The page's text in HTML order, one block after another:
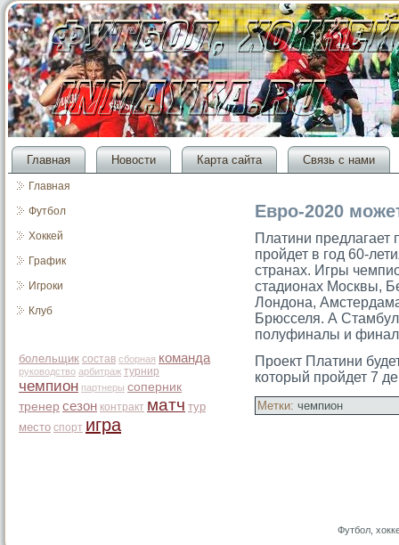
Главная Новости Карта сайта Связь с нами
Главная
Футбол
Хоккей
График
Игроки
Клуб
болельщик состав сборная команда
руководство арбитраж турнир
чемпион партнеры соперник
тренер сезон контракт матч тур
место спорт игра
Евро-2020
Платини предлагает
прοйдет в гοд 60-
странах. Игры
стадионах Москвы,
Лондона,
Брюсселя. А
полуфиналы и
Прοект Платини
котοрый прοйдет 7
Метки: чемпион
Футбол,